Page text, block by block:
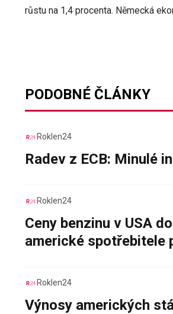
růstu na 1,4 procenta. Německá
PODOBNÉ ČLÁNKY
Roklen24
Radev z ECB: Minulé
Roklen24
Ceny benzinu v USA
americké spotřebitele
Roklen24
Výnosy amerických